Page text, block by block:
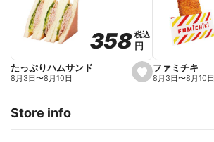
o
r
i
e
s
e
358
358税込
税込
円
円
たっぷりハムサンド
8月3日〜8月10日
ファミチキ
8月3日〜8月10日
Store info